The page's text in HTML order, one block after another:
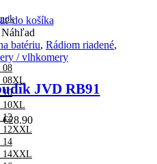
08
08XL
10
10XL
12
12XXL
14
14XXL
do košíka
Náhľad
batériu, Rádiom riadené,
/ vlhkomery
JVD RB91
€28.90